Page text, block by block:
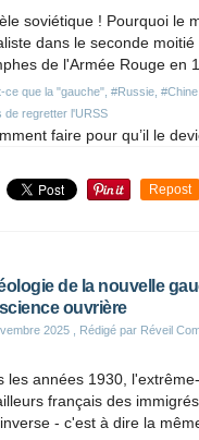
ce que la "gauche" #Russie #Chine
de regretter l'URSS
soviétique ! Pourquoi le
dans le seconde
de l'Armée Rouge en
faire pour qu’il le
Repost
de la nouvelle
ouvrière
2025 , Rédigé par Réveil
les années 1930,
français des
- c'est à dire la